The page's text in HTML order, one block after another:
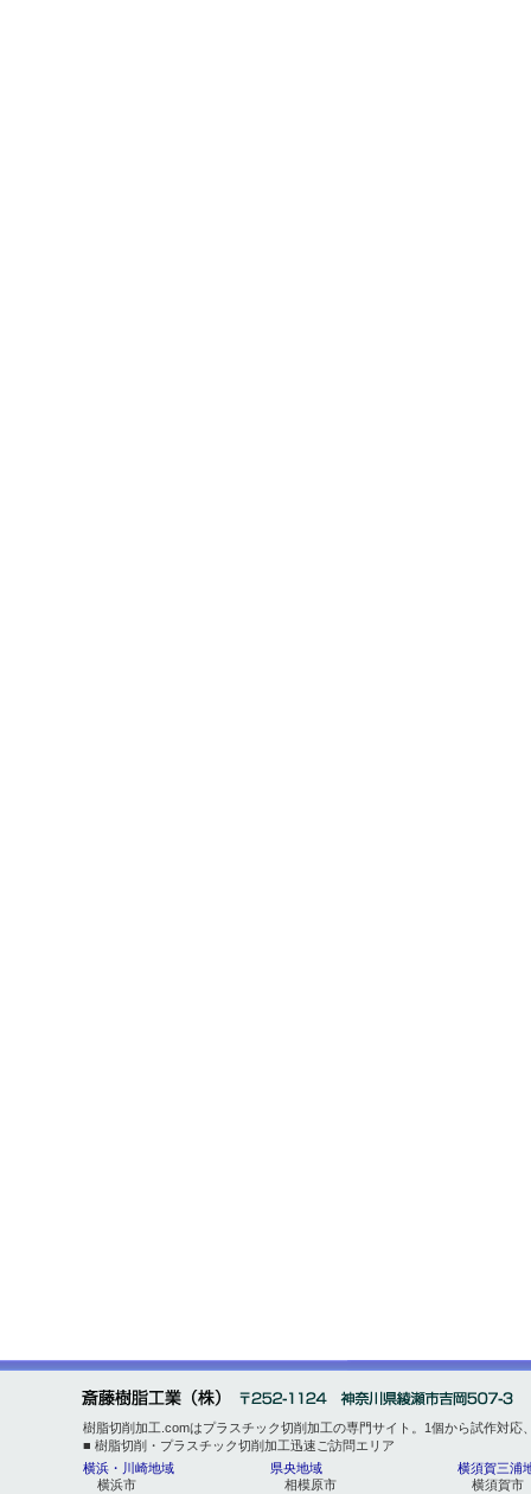
樹脂切削加工.comはプラスチック切削加工の専門サイト。1個から試作対
■ 樹脂切削・プラスチック切削加工迅速ご訪問エリア
横浜・川崎地域
横浜市
県央地域
相模原市
横須賀三浦
横須賀市